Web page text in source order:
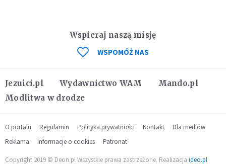
Jezuici.pl Wydawnictwo WAM
Mando.pl
Modlitwa w drodze
Wspieraj naszą misję
WSPOMÓŻ NAS
O portalu Regulamin Polityka prywatności Kontakt
Dla mediów
Reklama
Informacje o cookies Patronat
Copyright 2019 © Deon.pl Wszystkie prawa zastrzeżone. Realizacja ideo.pl